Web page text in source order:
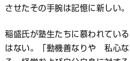
させたその手腕は記憶に新しい。
稲盛氏が塾生たちに慕われてい
はない。「動機善なりや 私心な